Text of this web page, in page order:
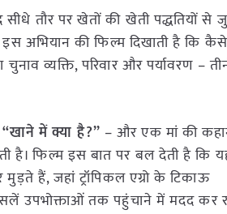
तौर पर खेतों की खेती पद्धतियों से
इस अभियान की फिल्म दिखाती है कि कैसे
व्यक्ति, परिवार और पर्यावरण –
“खाने में क्या है?” – और एक मां की
है। फिल्म इस बात पर बल देती है कि
हैं, जहां ट्रॉपिकल एग्रो के टिकाऊ
उपभोक्ताओं तक पहुंचाने में मदद कर